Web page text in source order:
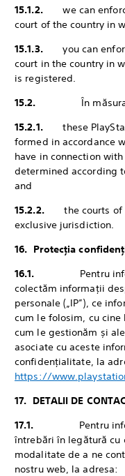
15.1.2.we can
court of the country in
15.1.3.you can
court in the country in
is registered.
15.2.‎În
15.2.1.these
formed in accordance
have in connection
determined according
and
15.2.2.the courts of
exclusive jurisdiction.
16. ‎Protecția
16.1. Pentru
colectăm informații
personale („IP”), ce
cum le folosim, cu
cum le gestionăm și
asociate cu aceste
confidențialitate, la
https://
17. DETALII DE
17.1. ‎Pentru
întrebări în legătură cu
modalitate de a ne
nostru web, la adresa: